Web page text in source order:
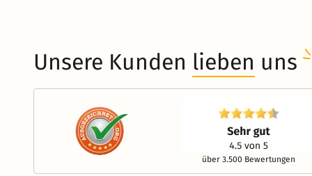
Unsere Kunden lieben uns
über 3.500 Bewertungen